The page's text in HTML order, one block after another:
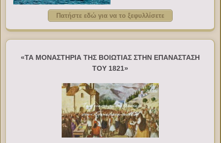
Πατήστε εδώ για να το ξεφυλλίσετε
«ΤΑ ΜΟΝΑΣΤΗΡΙΑ ΤΗΣ ΒΟΙΩΤΙΑΣ ΣΤΗΝ ΕΠΑΝΑΣΤΑΣΗ
ΤΟΥ 1821»